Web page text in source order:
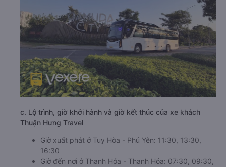
c. Lộ trình, giờ khởi hành và giờ kết thúc của xe khách
Thuận Hưng Travel
Giờ xuất phát ở Tuy Hòa - Phú Yên: 11:30, 13:30,
16:30
Giờ đến nơi ở Thanh Hóa - Thanh Hóa: 07:30, 09:30,